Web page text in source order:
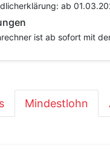
ab
ist ab sofort mit
Mindestlohn